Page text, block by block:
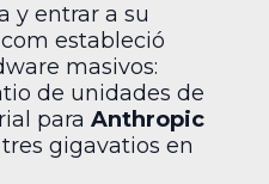
y entrar a su
estableció
masivos:
de unidades de
para Anthropic
gigavatios en